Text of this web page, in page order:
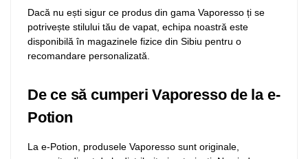
Dacă nu ești sigur ce produs din gama Vaporesso ți se
potrivește stilului tău de vapat, echipa noastră este
disponibilă în magazinele fizice din Sibiu pentru o
recomandare personalizată.
De ce să cumperi Vaporesso de la e-
Potion
La e-Potion, produsele Vaporesso sunt originale,